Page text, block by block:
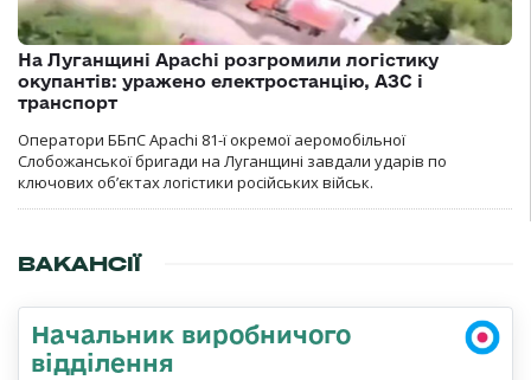
На Луганщині Apachi розгромили логістику
окупантів: уражено електростанцію, АЗС і
транспорт
Оператори ББпС Apachi 81-ї окремої аеромобільної
Слобожанської бригади на Луганщині завдали ударів по
ключових об’єктах логістики російських військ.
ВАКАНСІЇ
Начальник виробничого
відділення